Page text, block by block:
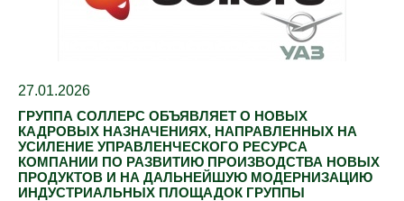
27.01.2026
ГРУППА СОЛЛЕРС ОБЪЯВЛЯЕТ О НОВЫХ
КАДРОВЫХ НАЗНАЧЕНИЯХ, НАПРАВЛЕННЫХ НА
УСИЛЕНИЕ УПРАВЛЕНЧЕСКОГО РЕСУРСА
КОМПАНИИ ПО РАЗВИТИЮ ПРОИЗВОДСТВА НОВЫХ
ПРОДУКТОВ И НА ДАЛЬНЕЙШУЮ МОДЕРНИЗАЦИЮ
ИНДУСТРИАЛЬНЫХ ПЛОЩАДОК ГРУППЫ